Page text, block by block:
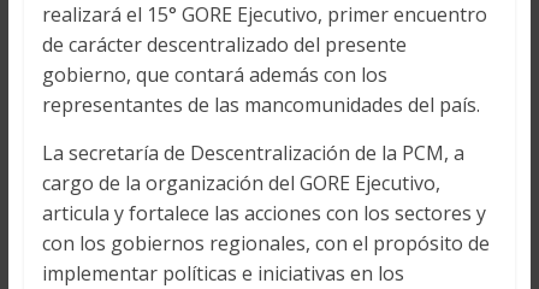
realizará el 15° GORE Ejecutivo, primer encuentro
de carácter descentralizado del presente
gobierno, que contará además con los
representantes de las mancomunidades del país.
La secretaría de Descentralización de la PCM, a
cargo de la organización del GORE Ejecutivo,
articula y fortalece las acciones con los sectores y
con los gobiernos regionales, con el propósito de
implementar políticas e iniciativas en los